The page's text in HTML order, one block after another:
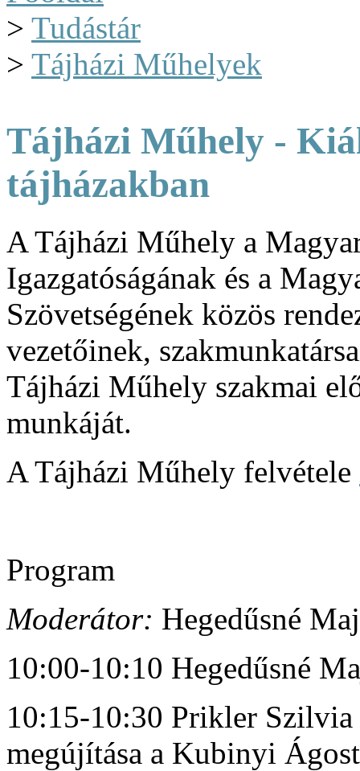
> Tudástár
> Tájházi Műhelyek
Tájházi Műhely -
tájházakban
A Tájházi Műhely a
Igazgatóságának és a
Szövetségének közös
vezetőinek,
Tájházi Műhely szakmai
munkáját.
A Tájházi Műhely felvétele
Program
Moderátor: Hegedűsné
10:00-10:10 Hegedűsné
10:15-10:30 Prikler
megújítása a Kubinyi